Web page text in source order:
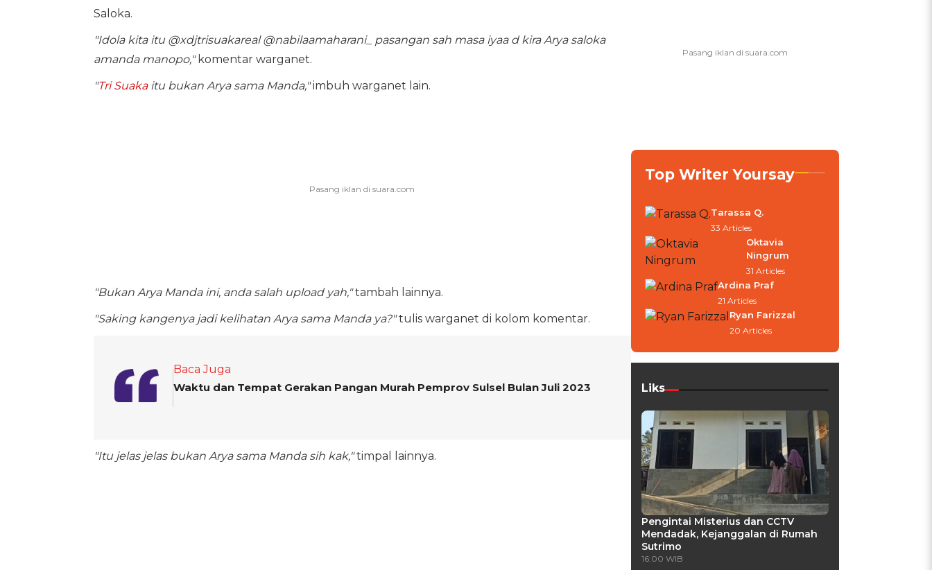
Saloka.
"Idola kita itu @xdjtrisuakareal @nabilaamaharani_ pasangan sah masa iyaa d kira Arya saloka
amanda manopo,"komentar warganet.
"Tri Suakaitu bukan Arya sama Manda,"imbuh warganet lain.
"Bukan Arya Manda ini, anda salah upload yah,"tambah lainnya.
"Saking kangenya jadi kelihatan Arya sama Manda ya?"tulis warganet di kolom komentar.
Baca Juga
Waktu dan Tempat Gerakan Pangan Murah Pemprov Sulsel Bulan Juli 2023
"Itu jelas jelas bukan Arya sama Manda sih kak,"timpal lainnya.
Top Writer Yoursay
Tarassa Q.
33 Articles
Oktavia
Ningrum
31 Articles
Ardina Praf
21 Articles
Ryan Farizzal
20 Articles
Liks
Pengintai Misterius dan CCTV
Mendadak, Kejanggalan di Rumah
Sutrimo
16:00 WIB